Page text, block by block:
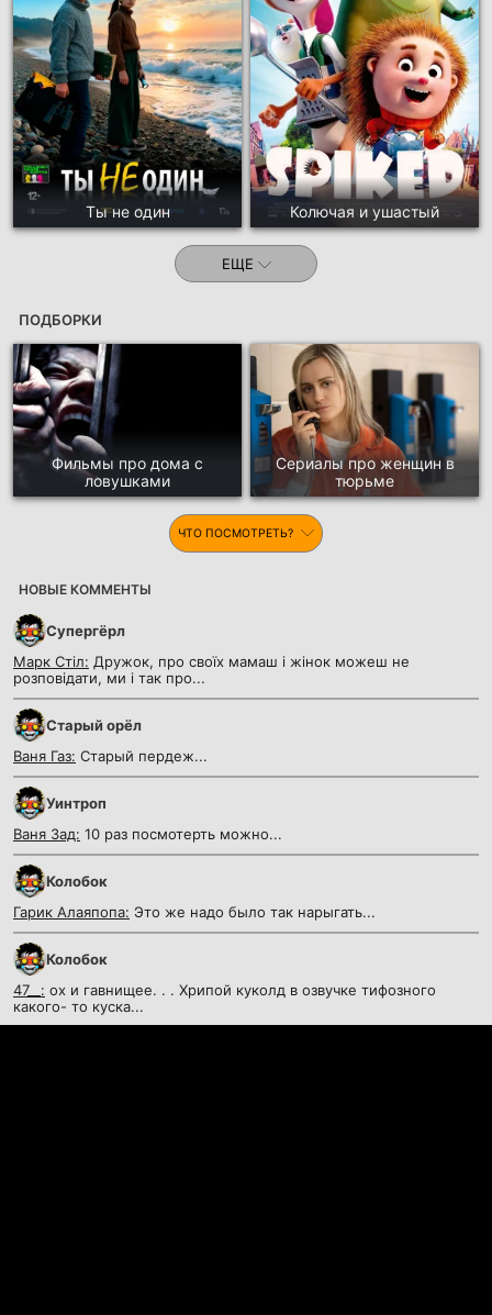
Ты не один Колючая и ушастый
ЕЩЕ
ПОДБОРКИ
Фильмы про дома с
ловушками
Сериалы про женщин в
тюрьме
ЧТО ПОСМОТРЕТЬ?
НОВЫЕ КОММЕНТЫ
Супергёрл
Марк Стіл: Дружок, про своїх мамаш і жінок можеш не
розповідати, ми і так про...
Старый орёл
Ваня Газ: Старый пердеж...
Уинтроп
Ваня Зад: 10 раз посмотерть можно...
Колобок
Гарик Алаяпопа: Это же надо было так нарыгать...
Колобок
47__: ох и гавнищее. . . Хрипой куколд в озвучке тифозного
какого- то куска...